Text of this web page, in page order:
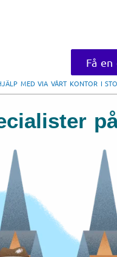
Få
MED VIA VÅRT KONTOR I